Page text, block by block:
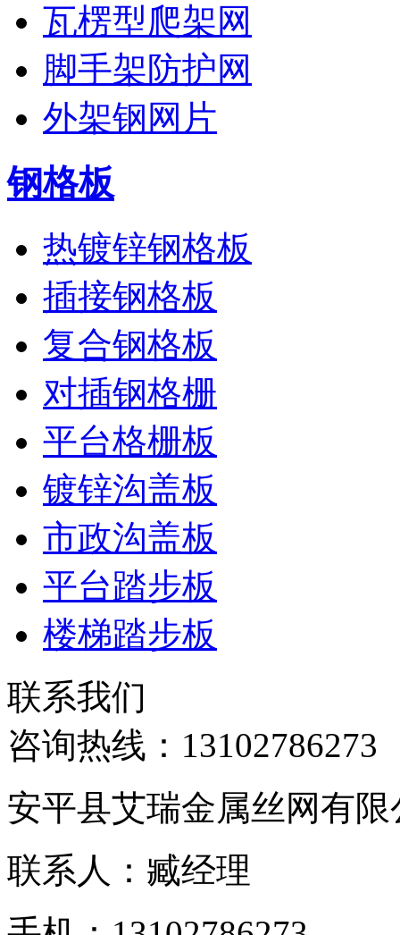
瓦楞型爬架网
脚手架防护网
外架钢网片
钢格板
热镀锌钢格板
插接钢格板
复合钢格板
对插钢格栅
平台格栅板
镀锌沟盖板
市政沟盖板
平台踏步板
楼梯踏步板
联系我们
咨询热线： 13102786273
安平县艾瑞金属丝网有限
联系人：臧经理